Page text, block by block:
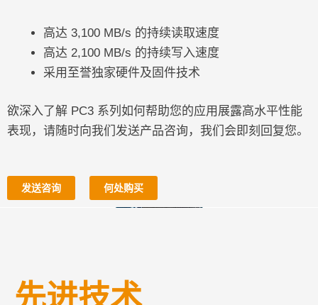
高达 3,100 MB/s 的持续读取速度
高达 2,100 MB/s 的持续写入速度
采用至誉独家硬件及固件技术
欲深入了解 PC3 系列如何帮助您的应用展露高水平性能
表现，请随时向我们发送产品咨询，我们会即刻回复您。
发送咨询 何处购买